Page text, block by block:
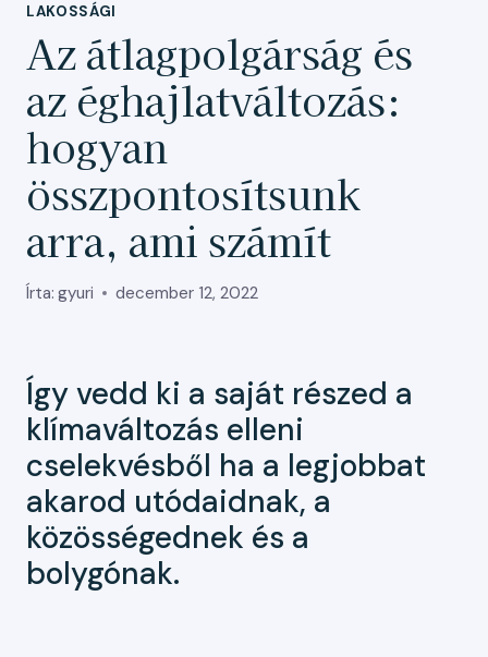
LAKOSSÁGI
Az átlagpolgárság és
az éghajlatváltozás:
hogyan
összpontosítsunk
arra, ami számít
Írta: gyuri december 12, 2022
Így vedd ki a saját részed a
klímaváltozás elleni
cselekvésből ha a legjobbat
akarod utódaidnak, a
közösségednek és a
bolygónak.